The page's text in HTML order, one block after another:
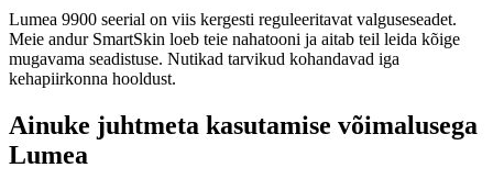
Lumea 9900 seerial on viis kergesti reguleeritavat valguseseadet.
Meie andur SmartSkin loeb teie nahatooni ja aitab teil leida kõige
mugavama seadistuse. Nutikad tarvikud kohandavad iga
kehapiirkonna hooldust.
Ainuke juhtmeta kasutamise võimalusega
Lumea